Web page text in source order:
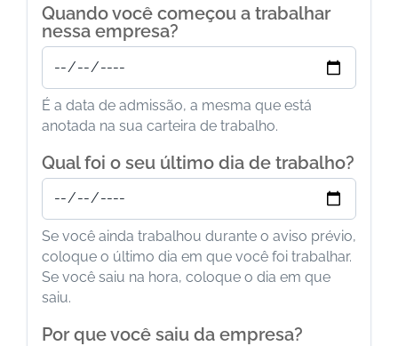
Quando você começou a trabalhar
nessa empresa?
É a data de admissão, a mesma que está
anotada na sua carteira de trabalho.
Qual foi o seu último dia de trabalho?
Se você ainda trabalhou durante o aviso prévio,
coloque o último dia em que você foi trabalhar.
Se você saiu na hora, coloque o dia em que
saiu.
Por que você saiu da empresa?